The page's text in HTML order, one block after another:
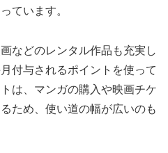
ています。
などのレンタル作品も充実し
付与されるポイントを使って
は、マンガの購入や映画チケ
ため、使い道の幅が広いのも